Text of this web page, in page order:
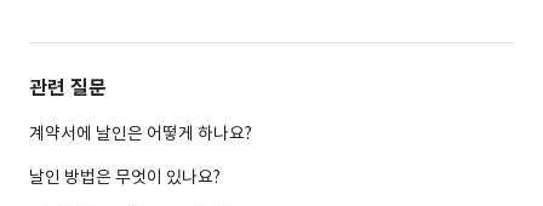
관련 질문
계약서에 날인은 어떻게 하나요?
날인 방법은 무엇이 있나요?